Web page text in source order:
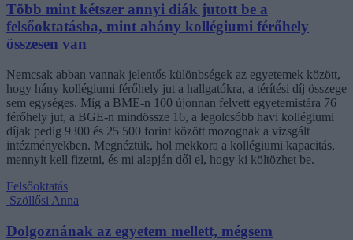
Több mint kétszer annyi diák jutott be a
felsőoktatásba, mint ahány kollégiumi férőhely
összesen van
Nemcsak abban vannak jelentős különbségek az egyetemek között,
hogy hány kollégiumi férőhely jut a hallgatókra, a térítési díj összege
sem egységes. Míg a BME-n 100 újonnan felvett egyetemistára 76
férőhely jut, a BGE-n mindössze 16, a legolcsóbb havi kollégiumi
díjak pedig 9300 és 25 500 forint között mozognak a vizsgált
intézményekben. Megnéztük, hol mekkora a kollégiumi kapacitás,
mennyit kell fizetni, és mi alapján dől el, hogy ki költözhet be.
Felsőoktatás
Szöllősi Anna
Dolgoznának az egyetem mellett, mégsem